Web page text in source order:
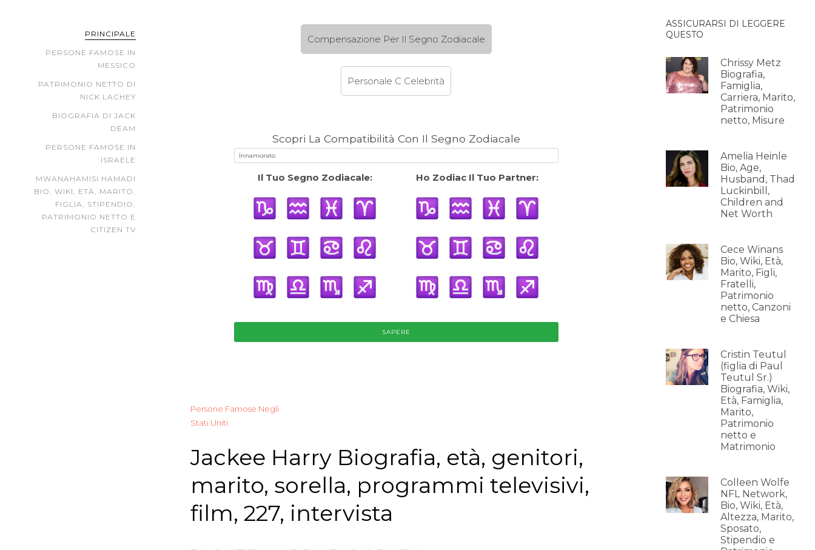
PRINCIPALE
PERSONE FAMOSE IN
MESSICO
PATRIMONIO NETTO DI
NICK LACHEY
BIOGRAFIA DI JACK
DEAM
PERSONE FAMOSE IN
ISRAELE
MWANAHAMISI HAMADI
BIO, WIKI, ETÀ, MARITO,
FIGLIA, STIPENDIO,
PATRIMONIO NETTO E
CITIZEN TV
Compensazione Per Il Segno Zodiacale
Personale C Celebrità
Scopri La Compatibilità Con Il Segno Zodiacale
Il Tuo Segno Zodiacale: Ho Zodiac Il Tuo Partner:
SAPERE
Persone Famose Negli
Stati Uniti
Jackee Harry Biografia, età, genitori,
marito, sorella, programmi televisivi,
film, 227, intervista
ASSICURARSI DI LEGGERE
QUESTO
Chrissy Metz
Biografia,
Famiglia,
Carriera, Marito,
Patrimonio
netto, Misure
Amelia Heinle
Bio, Age,
Husband, Thad
Luckinbill,
Children and
Net Worth
Cece Winans
Bio, Wiki, Età,
Marito, Figli,
Fratelli,
Patrimonio
netto, Canzoni
e Chiesa
Cristin Teutul
(figlia di Paul
Teutul Sr.)
Biografia, Wiki,
Età, Famiglia,
Marito,
Patrimonio
netto e
Matrimonio
Colleen Wolfe
NFL Network,
Bio, Wiki, Età,
Altezza, Marito,
Sposato,
Stipendio e